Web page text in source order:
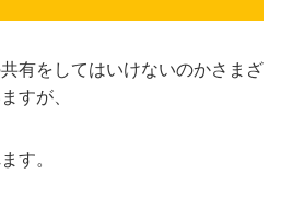
有をしてはいけないのかさまざ
すが、
す。